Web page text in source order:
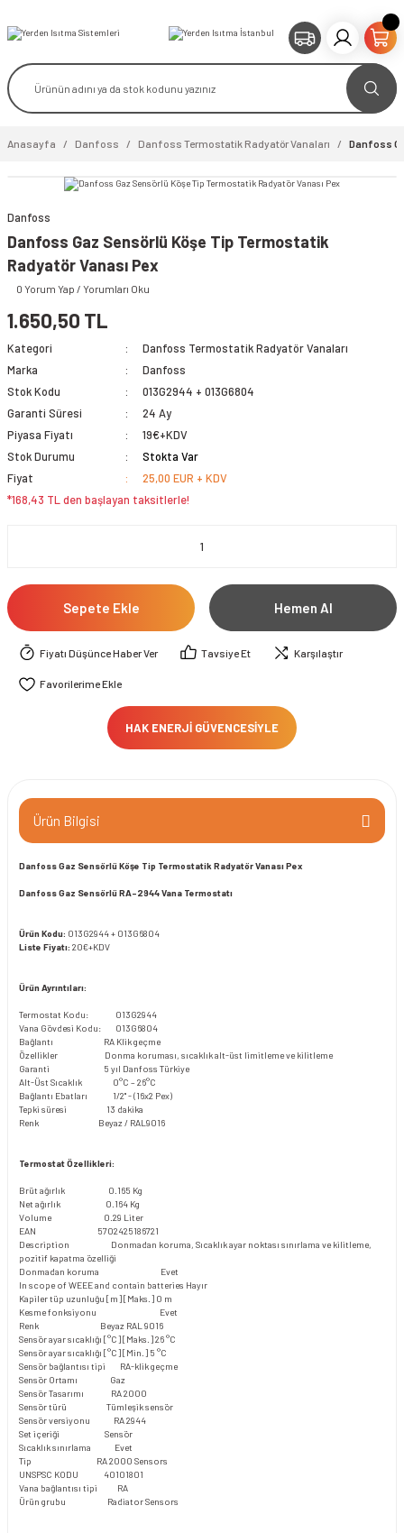
Anasayfa Danfoss Danfoss Termostatik Radyatör Vanaları Danfoss
Danfoss
Danfoss Gaz Sensörlü Köşe Tip Termostatik
Radyatör Vanası Pex
0 Yorum Yap / Yorumları Oku
1.650,50 TL
Kategori
Danfoss Termostatik Radyatör Vanaları
Marka
Danfoss
Stok Kodu
013G2944 + 013G6804
Garanti Süresi
24 Ay
Piyasa Fiyatı
19€+KDV
Stok Durumu
Stokta Var
Fiyat
25,00 EUR + KDV
*168,43 TL den başlayan taksitlerle!
Sepete Ekle Hemen Al
Fiyatı Düşünce Haber Ver Tavsiye Et Karşılaştır
HAK ENERJİ GÜVENCESİYLE
Ürün Bilgisi
Danfoss Gaz Sensörlü Köşe Tip Termostatik Radyatör Vanası Pex
Danfoss Gaz Sensörlü RA-2944 Vana Termostatı
Ürün Kodu: 013G2944 + 013G6804
Liste Fiyatı: 20€+KDV
Ürün Ayrıntıları:
Termostat Kodu: 013G2944
Vana Gövdesi Kodu: 013G6804
Bağlantı RA Klik geçme
Özellikler Donma koruması, sıcaklık alt-üst limitleme ve kilitleme
Garanti 5 yıl Danfoss Türkiye
Alt-Üst Sıcaklık 0°C – 26°C
Bağlantı Ebatları 1/2" - (16x2 Pex)
Tepki süresi 13 dakika
Renk Beyaz / RAL9016
Termostat Özellikleri:
Brüt ağırlık
0.165 Kg
Net ağırlık
0.164 Kg
Volume
0.29 Liter
EAN
5702425186721
Description
Donmadan koruma, Sıcaklık ayar noktası sınırlama ve kilitleme,
pozitif kapatma özelliği
Donmadan koruma
Evet
In scope of WEEE and contain batteries Hayır
Kapiler tüp uzunluğu [m] [Maks.] 0 m
Kesme fonksiyonu
Evet
Renk
Beyaz RAL 9016
Sensör ayar sıcaklığı [°C] [Maks.]26 °C
Sensör ayar sıcaklığı [°C] [Min.] 5 °C
Sensör bağlantısı tipi
RA-klik geçme
Sensör Ortamı
Gaz
Sensör Tasarımı
RA 2000
Sensör türü
Tümleşik sensör
Sensör versiyonu
RA 2944
Set içeriği
Sensör
Sıcaklık sınırlama
Evet
Tip
RA 2000 Sensors
UNSPSC KODU
40101801
Vana bağlantısı tipi
RA
Ürün grubu
Radiator Sensors